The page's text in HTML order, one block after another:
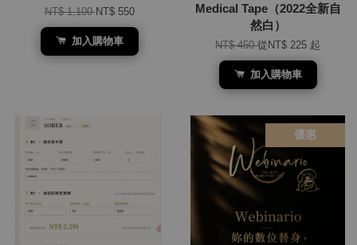
NT$ 1,100NT$ 550
加入購物車
Medical Tape（2022全新自
然白）
NT$ 450從 NT$ 225 起
加入購物車
優惠